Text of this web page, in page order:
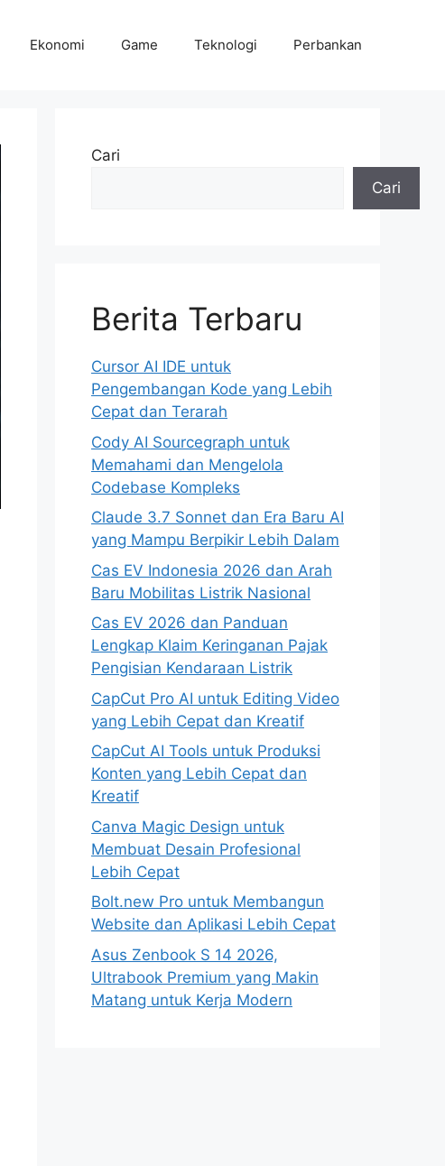
Ekonomi Game Teknologi Perbankan
Cari
Cari
Berita Terbaru
Cursor AI IDE untuk
Pengembangan Kode yang Lebih
Cepat dan Terarah
Cody AI Sourcegraph untuk
Memahami dan Mengelola
Codebase Kompleks
Claude 3.7 Sonnet dan Era Baru AI
yang Mampu Berpikir Lebih Dalam
Cas EV Indonesia 2026 dan Arah
Baru Mobilitas Listrik Nasional
Cas EV 2026 dan Panduan
Lengkap Klaim Keringanan Pajak
Pengisian Kendaraan Listrik
CapCut Pro AI untuk Editing Video
yang Lebih Cepat dan Kreatif
CapCut AI Tools untuk Produksi
Konten yang Lebih Cepat dan
Kreatif
Canva Magic Design untuk
Membuat Desain Profesional
Lebih Cepat
Bolt.new Pro untuk Membangun
Website dan Aplikasi Lebih Cepat
Asus Zenbook S 14 2026,
Ultrabook Premium yang Makin
Matang untuk Kerja Modern